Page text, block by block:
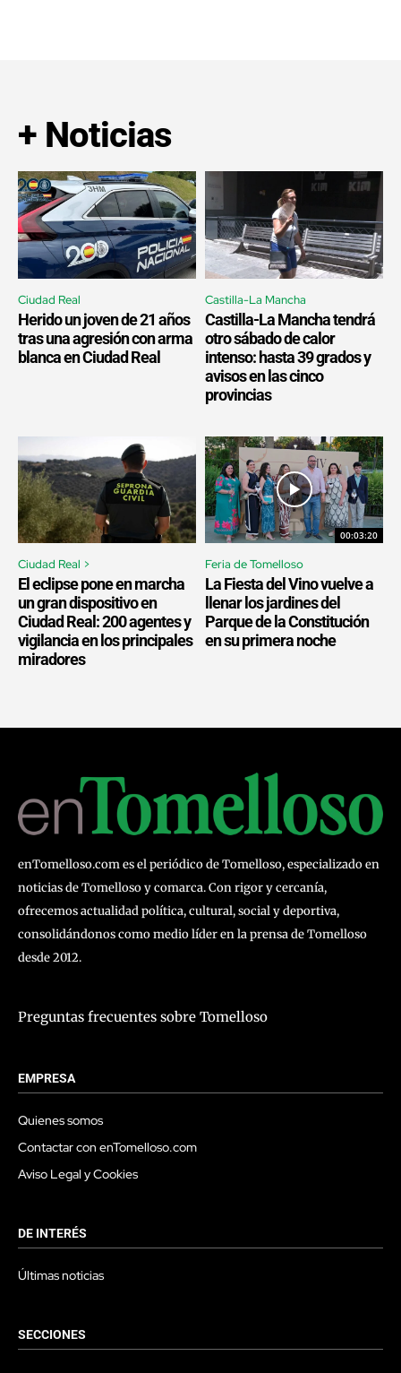
+ Noticias
Ciudad Real
Herido un joven de 21 años
tras una agresión con arma
blanca en Ciudad Real
Castilla-La Mancha
Castilla-La Mancha tendrá
otro sábado de calor
intenso: hasta 39 grados y
avisos en las cinco
provincias
Ciudad Real >
El eclipse pone en marcha
un gran dispositivo en
Ciudad Real: 200 agentes y
vigilancia en los principales
miradores
00:03:20
Feria de Tomelloso
La Fiesta del Vino vuelve a
llenar los jardines del
Parque de la Constitución
en su primera noche
enTomelloso.com es el periódico de Tomelloso, especializado en
noticias de Tomelloso y comarca. Con rigor y cercanía,
ofrecemos actualidad política, cultural, social y deportiva,
consolidándonos como medio líder en la prensa de Tomelloso
desde 2012.
Preguntas frecuentes sobre Tomelloso
EMPRESA
Quienes somos
Contactar con enTomelloso.com
Aviso Legal y Cookies
DE INTERÉS
Últimas noticias
SECCIONES